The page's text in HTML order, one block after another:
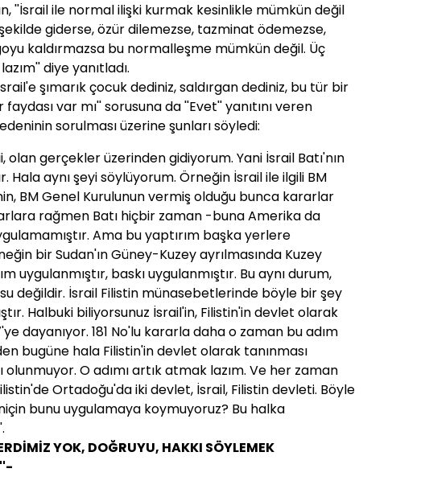
''İsrail ile normal ilişki kurmak kesinlikle mümkün değil
giderse, özür dilemezse, tazminat ödemezse,
kaldırmazsa bu normalleşme mümkün değil. Üç
diye yanıtladı.
şımarık çocuk dediniz, saldırgan dediniz, bu tür bir
var mı'' sorusuna da ''Evet'' yanıtını veren
sorulması üzerine şunları söyledi:
olan gerçekler üzerinden gidiyorum. Yani İsrail Batı'nın
Hala aynı şeyi söylüyorum. Örneğin İsrail ile ilgili BM
BM Genel Kurulunun vermiş olduğu bunca kararlar
rağmen Batı hiçbir zaman -buna Amerika da
Ama bu yaptırım başka yerlere
bir Sudan'ın Güney-Kuzey ayrılmasında Kuzey
uygulanmıştır, baskı uygulanmıştır. Bu aynı durum,
değildir. İsrail Filistin münasebetlerinde böyle bir şey
Halbuki biliyorsunuz İsrail'in, Filistin'in devlet olarak
dayanıyor. 181 No'lu kararla daha o zaman bu adım
bugüne hala Filistin'in devlet olarak tanınması
olunmuyor. O adımı artık atmak lazım. Ve her zaman
Ortadoğu'da iki devlet, İsrail, Filistin devleti. Böyle
bunu uygulamaya koymuyoruz? Bu halka
YOK, DOĞRUYU, HAKKI SÖYLEMEK